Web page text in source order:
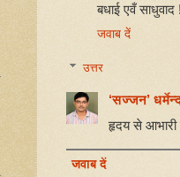
बधाई एवँ साधुवाद
जवाब दें
उत्तर
‘सज्जन’
हृदय से आभारी
जवाब दें